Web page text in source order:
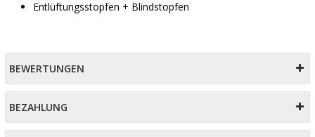
Entlüftungsstopfen + Blindstopfen
BEWERTUNGEN
BEZAHLUNG